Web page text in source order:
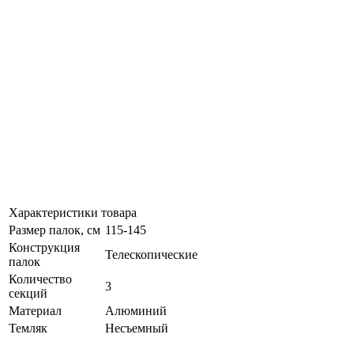
Характеристики товара
Размер палок, см 115-145
Конструкция
палок
Телескопические
Количество
секций
3
Материал
Алюминий
Темляк
Несъемный